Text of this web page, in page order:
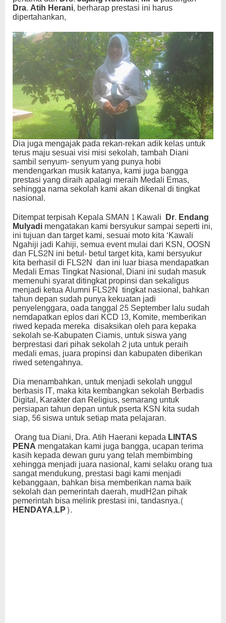
Dra. Atih Herani, berharap prestasi ini harus
dipertahankan,
Dia juga mengajak pada rekan-rekan adik kelas untuk
terus maju sesuai visi misi sekolah, tambah Diani
sambil senyum- senyum yang punya hobi
mendengarkan musik katanya, kami juga bangga
prestasi yang diraih apalagi meraih Medali Emas,
sehingga nama sekolah kami akan dikenal di tingkat
nasional.
Ditempat terpisah Kepala SMAN 1 Kawali Dr. Endang
Mulyadimengatakan kami bersyukur sampai seperti ini,
ini tujuan dan target kami, sesuai moto kita ‘Kawali
Ngahiji jadi Kahiji, semua event mulai dari KSN, OOSN
dan FLS2N ini betul- betul target kita, kami bersyukur
kita berhasil di FLS2N dan ini luar biasa mendapatkan
Medali Emas Tingkat Nasional, Diani ini sudah masuk
memenuhi syarat ditingkat propinsi dan sekaligus
menjadi ketua Alumni FLS2N tingkat nasional, bahkan
tahun depan sudah punya kekuatan jadi
penyelenggara, oada tanggal 25 September lalu sudah
nemdapatkan eplos dari KCD 13, Komite, memberikan
riwed kepada mereka disaksikan oleh para kepaka
sekolah se-Kabupaten Ciamis, untuk siswa yang
berprestasi dari pihak sekolah 2 juta untuk peraih
medali emas, juara propinsi dan kabupaten diberikan
riwed setengahnya.
Dia menambahkan, untuk menjadi sekolah unggul
berbasis IT, maka kita kembangkan sekolah Berbadis
Digital, Karakter dan Religius, semarang untuk
persiapan tahun depan untuk pserta KSN kita sudah
siap, 56 siswa untuk setiap mata pelajaran.
Orang tua Diani, Dra. Atih Haerani kepadaLINTAS
PENAmengatakan kami juga bangga, ucapan terima
kasih kepada dewan guru yang telah membimbing
xehingga menjadi juara nasional, kami selaku orang tua
sangat mendukung, prestasi bagi kami menjadi
kebanggaan, bahkan bisa memberikan nama baik
sekolah dan pemerintah daerah, mudH2an pihak
pemerintah bisa melirik prestasi ini, tandasnya.(
HENDAYA,LP).